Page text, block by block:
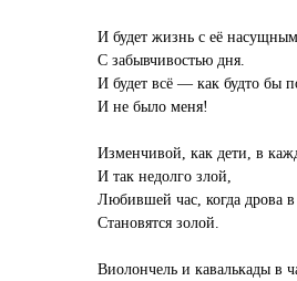
И будет жизнь с её
С забывчивостью дня.
И будет всё — как будто бы
И не было меня!
Изменчивой, как дети, в
И так недолго злой,
Любившей час, когда дрова
Становятся золой.
Виолончель и кавалькады в